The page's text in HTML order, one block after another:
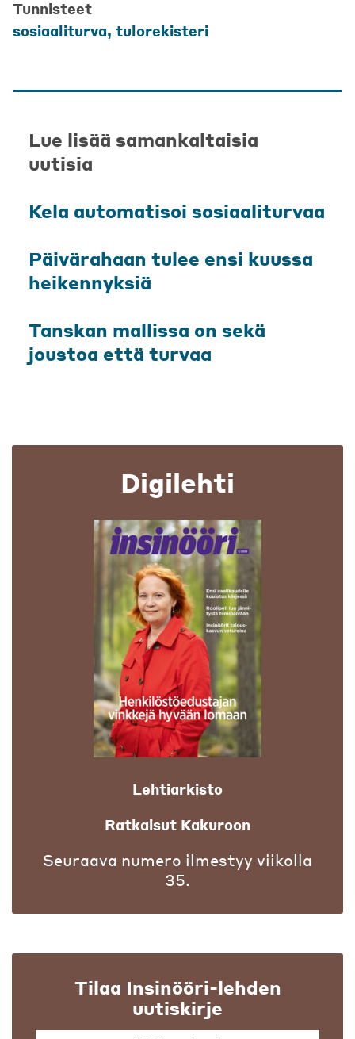
Tunnisteet
sosiaaliturva, tulorekisteri
Lue lisää samankaltaisia
uutisia
Kela automatisoi sosiaaliturvaa
Päivärahaan tulee ensi kuussa
heikennyksiä
Tanskan mallissa on sekä
joustoa että turvaa
Digilehti
Lehtiarkisto
Ratkaisut Kakuroon
Seuraava numero ilmestyy viikolla
35.
Tilaa Insinööri-lehden
uutiskirje